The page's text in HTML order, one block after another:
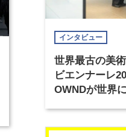
インタビュー
世界最古の美
ビエンナーレ
OWNDが世界